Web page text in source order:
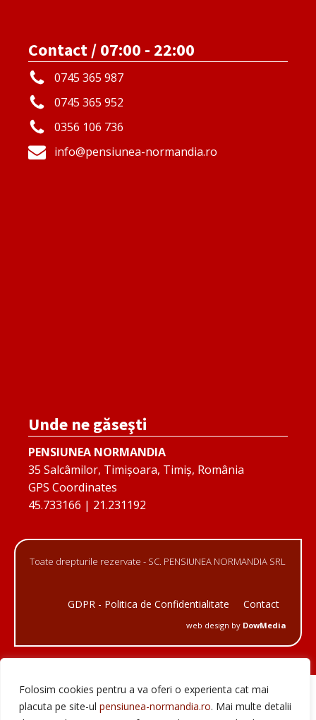
Folosim cookies pentru a va oferi o experienta cat mai
placuta pe site-ul pensiunea-normandia.ro. Mai multe detalii
Contact / 07:00 - 22:00
0745 365 987
0745 365 952
0356 106 736
info@pensiunea-normandia.ro
Unde ne găseşti
PENSIUNEA NORMANDIA
35 Salcâmilor, Timișoara, Timiș, România
GPS Coordinates
45.733166 | 21.231192
Toate drepturile rezervate - SC. PENSIUNEA NORMANDIA SRL
GDPR - Politica de Confidentialitate Contact
web design by DowMedia